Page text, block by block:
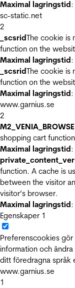
Maximal lagringstid
sc-static.net
2
_scsridThe cookie is
function on the
Maximal lagringstid
_scsridThe cookie is
function on the
Maximal lagringstid
www.garnius.se
2
shopping cart
Maximal lagringstid
function. A cache is
between the visitor
visitor’s browser.
Maximal lagringstid
Egenskaper 1
Preferenscookies
information och
ditt föredragna språk
www.garnius.se
1